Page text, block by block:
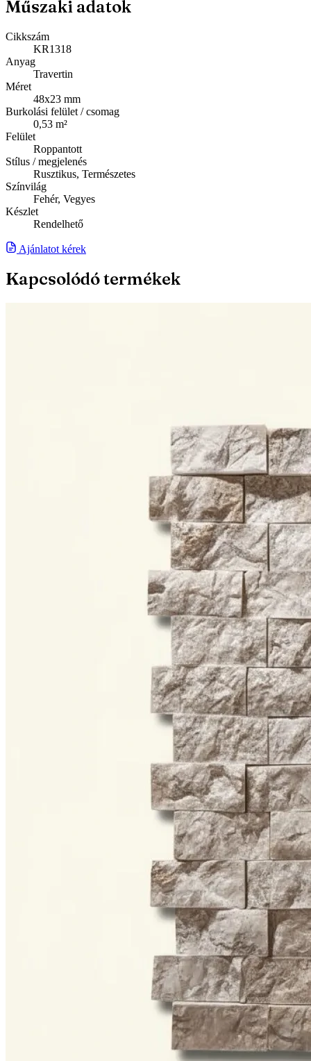
Műszaki adatok
Cikkszám
KR1318
Anyag
Travertin
Méret
48x23 mm
Burkolási felület / csomag
0,53 m²
Felület
Roppantott
Stílus / megjelenés
Rusztikus, Természetes
Színvilág
Fehér, Vegyes
Készlet
Rendelhető
Ajánlatot kérek
Kapcsolódó termékek